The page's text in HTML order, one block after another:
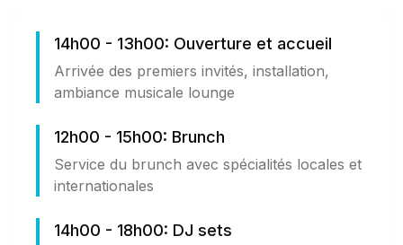
14h00 - 13h00: Ouverture et accueil
Arrivée des premiers invités, installation,
ambiance musicale lounge
12h00 - 15h00: Brunch
Service du brunch avec spécialités locales et
internationales
14h00 - 18h00: DJ sets